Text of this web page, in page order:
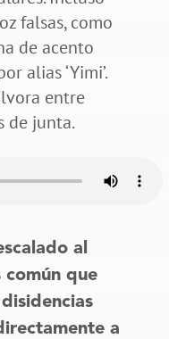
falsas, como
de acento
alias ‘Yimi’.
entre
de junta.
al
común que
a